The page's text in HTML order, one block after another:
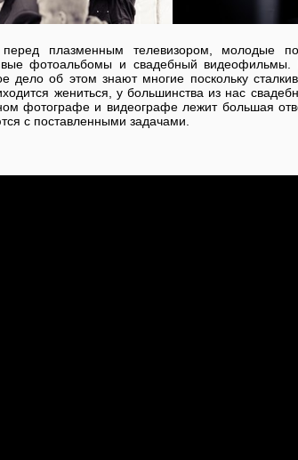
плазменным телевизором, молодые
фотоальбомы и свадебный видеофильмы.
дело об этом знают многие поскольку
жениться, у большинства из нас
фотографе и видеографе лежит большая
с поставленными задачами.